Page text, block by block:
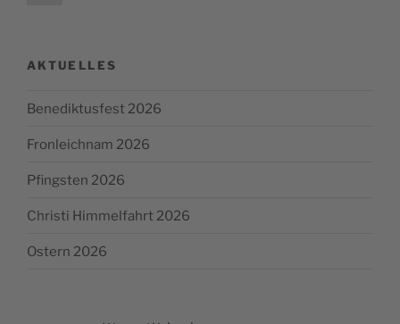
AKTUELLES
Benediktusfest 2026
Fronleichnam 2026
Pfingsten 2026
Christi Himmelfahrt 2026
Ostern 2026